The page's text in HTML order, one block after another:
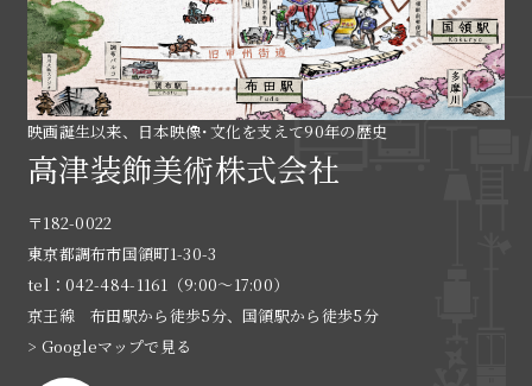
映画誕生以来、日本映像･文化を支えて90年の歴史
高津装飾美術株式会社
〒182-0022
東京都調布市国領町1-30-3
tel：042-484-1161（9:00〜17:00）
京王線 布田駅から徒歩5分、国領駅から徒歩5分
> Googleマップで見る